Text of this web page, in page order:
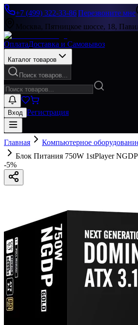
+7 (499) 322-33-86|Перезвоните мне
Москва, Пятницкое шоссе, 18,
ОплатаДоставка и Самовывоз
Каталог товаров
Поиск товаров...
Вход Регистрация
Главная Компьютерное
Блок Питания 750W 1stPlayer
-5%